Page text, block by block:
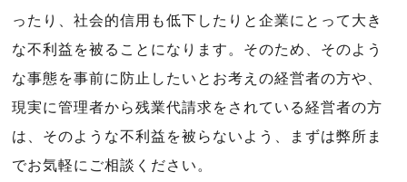
ったり、社会的信用も低下したりと企業にとって大き
な不利益を被ることになります。そのため、そのよう
な事態を事前に防止したいとお考えの経営者の方や、
現実に管理者から残業代請求をされている経営者の方
は、そのような不利益を被らないよう、まずは弊所ま
でお気軽にご相談ください。